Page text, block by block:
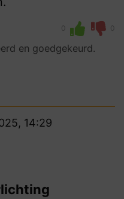
0 0
en goedgekeurd.
14:29